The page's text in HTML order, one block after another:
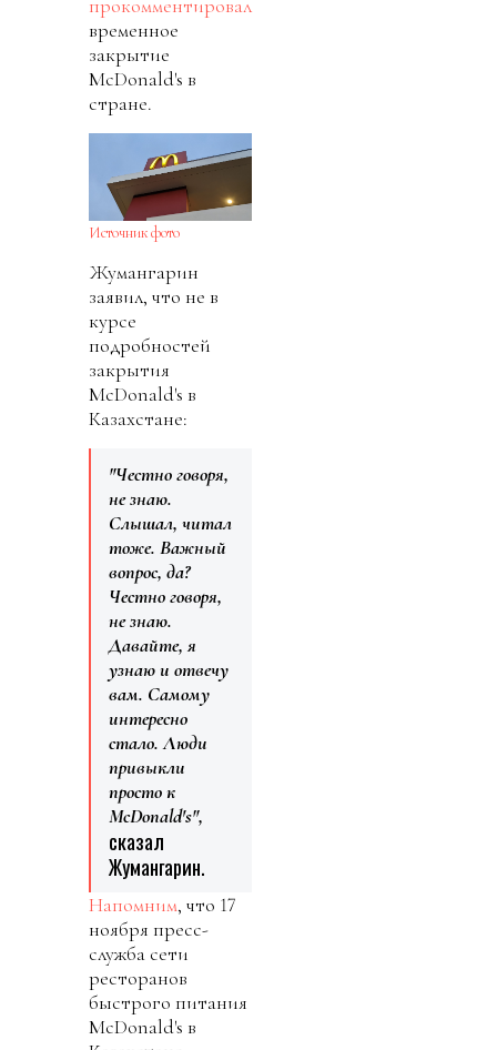
прокомментировал
временное
закрытие
McDonald's в
стране.
Источник фото
Жумангарин
заявил, что не в
курсе
подробностей
закрытия
McDonald's в
Казахстане:
"Честно говоря,
не знаю.
Слышал, читал
тоже. Важный
вопрос, да?
Честно говоря,
не знаю.
Давайте, я
узнаю и отвечу
вам. Самому
интересно
стало. Люди
привыкли
просто к
McDonald's",
сказал
Жумангарин.
Напомним, что 17
ноября пресс-
служба сети
ресторанов
быстрого питания
McDonald's в